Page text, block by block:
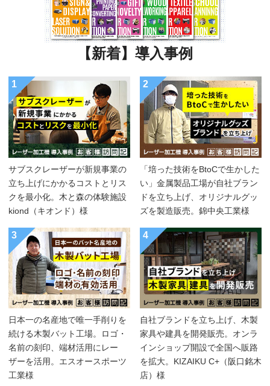
【新着】導入事例
1
サブスクレーザーが新規事業の
立ち上げにかかるコストとリス
クを最小化。木と森の体験施設
kiond（キオンド）様
2
「培った技術をBtoCで生かした
い」金属製品工場が自社ブラン
ドを立ち上げ、オリジナルグッ
ズを製造販売。錦中央工業様
3
日本一の名産地で唯一手削りを
続ける木製バット工場。ロゴ・
名前の刻印、端材活用にレー
ザーを活用。エスオースポーツ
工業様
4
自社ブランドを立ち上げ、木製
家具や建具を開発販売。オンラ
インショップ開設で全国へ販路
を拡大。KIZAIKU C+（阪口銘木
店）様